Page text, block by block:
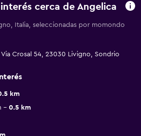
cerca de Angelica
Italia, seleccionadas por momondo
Crosal 54, 23030 Livigno, Sondrio
km
0.5 km